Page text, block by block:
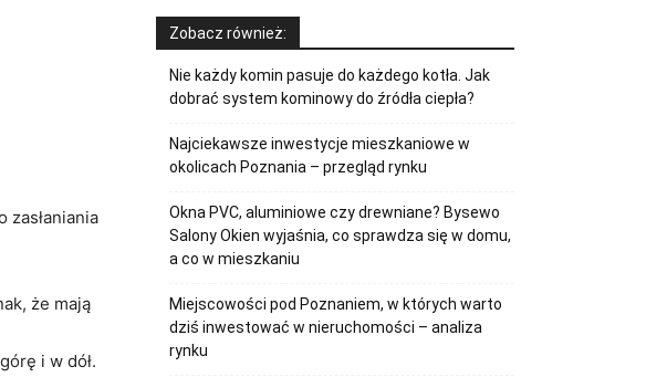
zasłaniania
że mają
i w dół.
Zobacz również:
Nie każdy komin pasuje do każdego kotła. Jak
dobrać system kominowy do źródła ciepła?
Najciekawsze inwestycje mieszkaniowe w
okolicach Poznania – przegląd rynku
Okna PVC, aluminiowe czy drewniane? Bysewo
Salony Okien wyjaśnia, co sprawdza się w domu,
a co w mieszkaniu
Miejscowości pod Poznaniem, w których warto
dziś inwestować w nieruchomości – analiza
rynku